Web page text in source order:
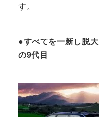
す。
●すべてを一新し脱
の9代目